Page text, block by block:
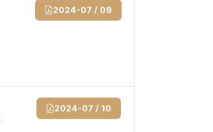
2024-07 / 09
2024-07 / 10